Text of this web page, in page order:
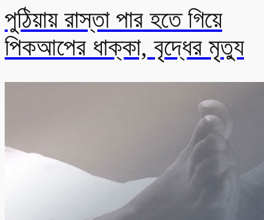
পুঠিয়ায় রাস্তা পার হতে গিয়ে
পিকআপের ধাক্কা, বৃদ্ধের মৃত্যু